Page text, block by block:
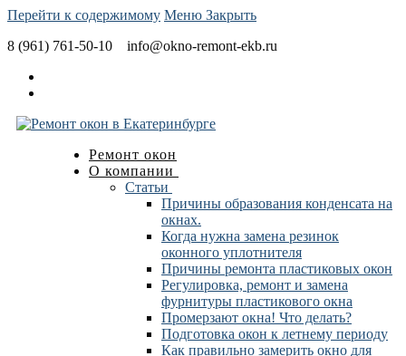
Перейти к содержимому Меню Закрыть
8 (961) 761-50-10
info@okno-remont-ekb.ru
Ремонт окон
О компании
Статьи
Причины образования конденсата на
окнах.
Когда нужна замена резинок
оконного уплотнителя
Причины ремонта пластиковых окон
Регулировка, ремонт и замена
фурнитуры пластикового окна
Промерзают окна! Что делать?
Подготовка окон к летнему периоду
Как правильно замерить окно для